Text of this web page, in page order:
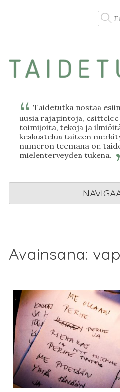
Taidetutka nostaa
uusia rajapintoja,
toimijoita, tekoja ja
keskustelua taiteen
numeron teemana on
mielenterveyden tukena.
Avainsana: